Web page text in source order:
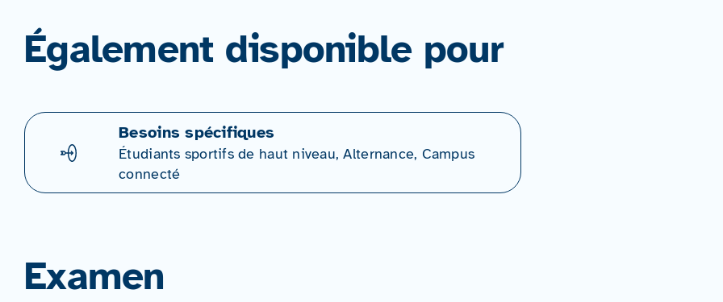
Également disponible pour
Besoins spécifiques
Étudiants sportifs de haut niveau, Alternance, Campus
connecté
Examen